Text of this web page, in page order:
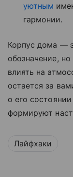
уютным
гармонии.
Корпус дома —
обозначение,
влиять на
остается за
о его
формируют
Лайфхаки